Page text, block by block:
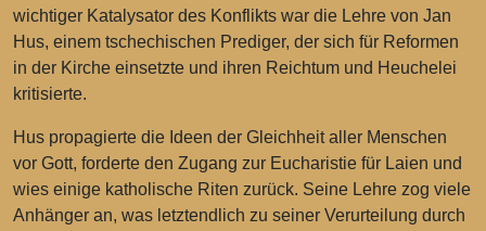
wichtiger Katalysator des Konflikts war die Lehre von Jan
Hus, einem tschechischen Prediger, der sich für Reformen
in der Kirche einsetzte und ihren Reichtum und Heuchelei
kritisierte.
Hus propagierte die Ideen der Gleichheit aller Menschen
vor Gott, forderte den Zugang zur Eucharistie für Laien und
wies einige katholische Riten zurück. Seine Lehre zog viele
Anhänger an, was letztendlich zu seiner Verurteilung durch